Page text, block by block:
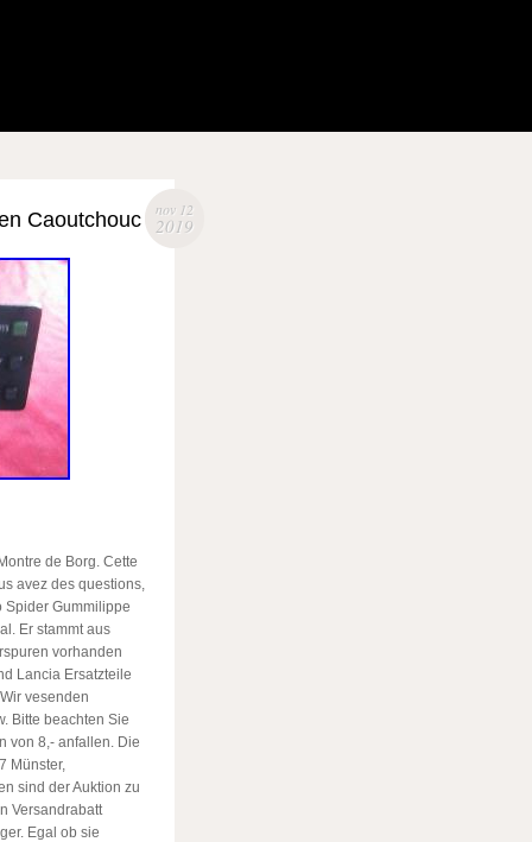
nov 12
2019
Caoutchouc
de Borg. Cette
avez des questions,
Spider Gummilippe
Er stammt aus
vorhanden
Lancia Ersatzteile
vesenden
Bitte beachten Sie
von 8,- anfallen. Die
Münster,
sind der Auktion zu
Versandrabatt
Egal ob sie